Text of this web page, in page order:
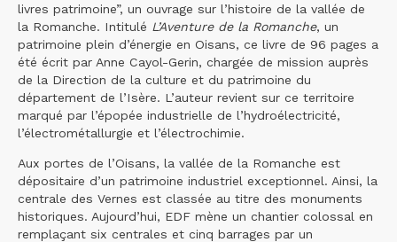
livres patrimoine”, un ouvrage sur l’histoire de la vallée de
la Romanche. Intitulé L’Aventure de la Romanche, un
patrimoine plein d’énergie en Oisans, ce livre de 96 pages a
été écrit par Anne Cayol-Gerin, chargée de mission auprès
de la Direction de la culture et du patrimoine du
département de l’Isère. L’auteur revient sur ce territoire
marqué par l’épopée industrielle de l’hydroélectricité,
l’électrométallurgie et l’électrochimie.
Aux portes de l’Oisans, la vallée de la Romanche est
dépositaire d’un patrimoine industriel exceptionnel. Ainsi, la
centrale des Vernes est classée au titre des monuments
historiques. Aujourd’hui, EDF mène un chantier colossal en
remplaçant six centrales et cinq barrages par un